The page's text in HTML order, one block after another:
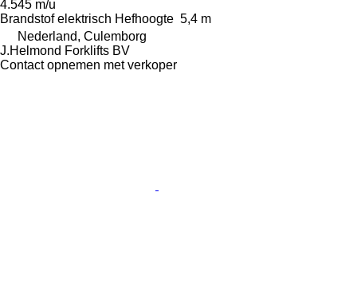
4.545 m/u
Brandstof elektrisch Hefhoogte 5,4 m
Nederland, Culemborg
J.Helmond Forklifts BV
Contact opnemen met verkoper